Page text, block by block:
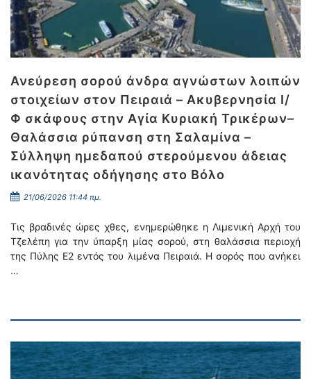
Ανεύρεση σορού άνδρα αγνώστων λοιπών
στοιχείων στον Πειραιά – Ακυβερνησία Ι/
Φ σκάφους στην Αγία Κυριακή Τρικέρων–
Θαλάσσια ρύπανση στη Σαλαμίνα –
Σύλληψη ημεδαπού στερούμενου άδειας
ικανότητας οδήγησης στο Βόλο
21/06/2026 11:44 πμ.
Τις βραδινές ώρες χθες, ενημερώθηκε η Λιμενική Αρχή του
Τζελέπη για την ύπαρξη μίας σορού, στη θαλάσσια περιοχή
της Πύλης Ε2 εντός του λιμένα Πειραιά. Η σορός που ανήκει
…